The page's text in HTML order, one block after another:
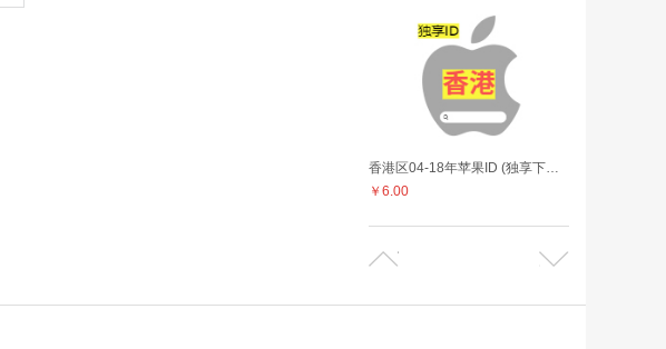
香港区04-18年苹果ID (独享下载号 没激活icloud 售后24小时)
￥6.00